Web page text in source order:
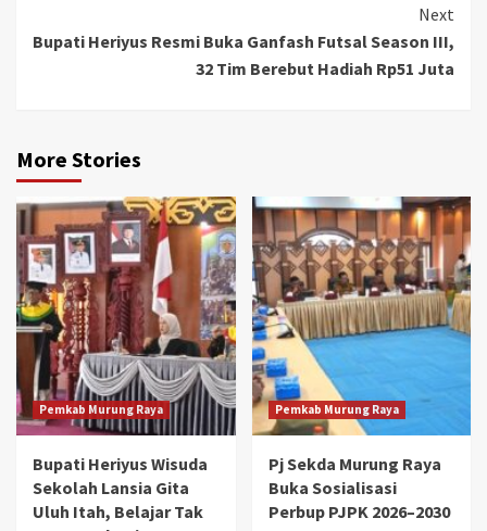
Next
Bupati Heriyus Resmi Buka Ganfash Futsal Season III,
32 Tim Berebut Hadiah Rp51 Juta
More Stories
Pemkab Murung Raya
Bupati Heriyus Wisuda
Sekolah Lansia Gita
Uluh Itah, Belajar Tak
Pemkab Murung Raya
Pj Sekda Murung Raya
Buka Sosialisasi
Perbup PJPK 2026–2030